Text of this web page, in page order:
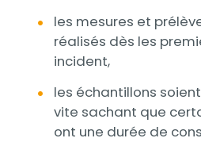
les mesures et
réalisés dès les
incident,
les échantillons
vite sachant que
ont une durée de